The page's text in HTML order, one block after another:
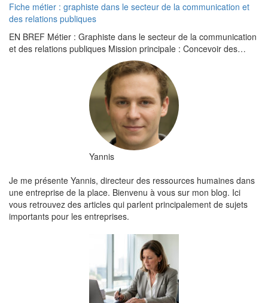
Fiche métier : graphiste dans le secteur de la communication et
des relations publiques
EN BREF Métier : Graphiste dans le secteur de la communication
et des relations publiques Mission principale : Concevoir des…
Yannis
Je me présente Yannis, directeur des ressources humaines dans
une entreprise de la place. Bienvenu à vous sur mon blog. Ici
vous retrouvez des articles qui parlent principalement de sujets
importants pour les entreprises.